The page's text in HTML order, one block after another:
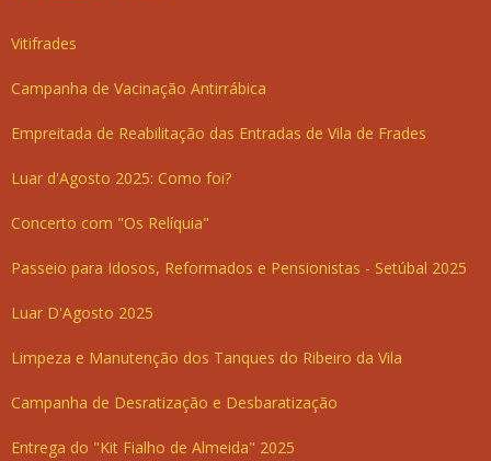
Vitifrades
Campanha de Vacinação Antirrábica
Empreitada de Reabilitação das Entradas de Vila de Frades
Luar d'Agosto 2025: Como foi?
Concerto com "Os Relíquia"
Passeio para Idosos, Reformados e Pensionistas - Setúbal 2025
Luar D'Agosto 2025
Limpeza e Manutenção dos Tanques do Ribeiro da Vila
Campanha de Desratização e Desbaratização
Entrega do "Kit Fialho de Almeida" 2025